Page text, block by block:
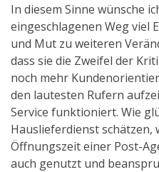
In diesem Sinne wünsche
eingeschlagenen Weg viel
und Mut zu weiteren
dass sie die Zweifel der
noch mehr
den lautesten Rufern
Service funktioniert. Wie
Hauslieferdienst schätzen,
Öffnungszeit einer Post-
auch genutzt und